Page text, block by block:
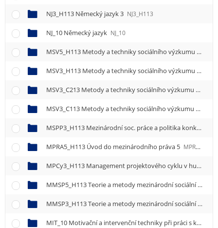
NJ3_H113 Německý jazyk 3 NJ3_H113
NJ_10 Německý jazyk NJ_10
MSV5_H113 Metody a techniky sociálního výzkumu 5
MSV3_H113 Metody a techniky sociálního výzkumu 3
MSV3_C213 Metody a techniky sociálního výzkumu 3
MSV3_C113 Metody a techniky sociálního výzkumu 3
MSPP3_H113 Mezinárodní soc. práce a politika konkrétních zemí 3
MPRA5_H113 Úvod do mezinárodního práva 5 MPRA5_H113
MPCy3_H113 Management projektového cyklu v humanitární pomoci 3
MMSP5_H113 Teorie a metody mezinárodní sociální práce 5
MMSP3_H113 Teorie a metody mezinárodní sociální práce 3
MIT_10 Motivační a intervenční techniky při práci s klientem